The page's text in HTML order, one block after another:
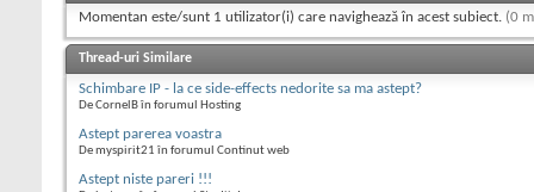
Momentan este/sunt 1 utilizator(i) care navighează în acest subiect. (0
Thread-uri Similare
Schimbare IP - la ce side-effects nedorite sa ma astept?
De CornelB în forumul Hosting
Astept parerea voastra
De myspirit21 în forumul Continut web
Astept niste pareri !!!